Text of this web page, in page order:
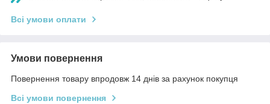
Всі умови оплати
Умови повернення
Повернення товару впродовж 14 днів за рахунок покупця
Всі умови повернення